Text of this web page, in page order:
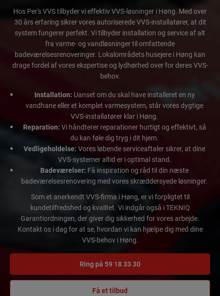
Hos Per's VVS tilbyder vi effektiv VVS-løsninger i Høng. Med over
30 års erfaring sikrer vores autoriserede VVS-installatører, at dit
system fungerer perfekt. Vi tilbyder installation og service af alt
fra varme- og vandløsninger til omfattende
badeværelsesrenoveringer. Lokalområdets husejere i Høng kan
drage fordel af vores ekspertise og lydhørhed over for deres VVS-
behov.
Installation: Uanset om du skal have installeret en ny
vandhane eller et komplet varmesystem, står vores dygtige
VVS-installatører klar i Høng.
Reparation: Vi håndterer reparationer hurtigt og effektivt, så
du kan føle dig tryg i dit hjem.
Vedligeholdelse: Vores løbende serviceaftaler sikrer, at dine
VVS-systemer altid er i optimal stand.
Badeværelser: Få inspiration og råd til din næste
badeværelsesrenovering med vores skræddersyede løsninger.
Som et anerkendt VVS-firma i Høng, er vi forpligtet til
kundetilfredshed og kvalitet. Vi indgår også i TEKNIQ
Garantiordningen, der giver dig sikkerhed for vores arbejde.
Kontakt os i dag for at se, hvordan vi kan hjælpe dig med dine
VVS-behov i Høng.
Ring på 59 18 33 30
Få et tilbud